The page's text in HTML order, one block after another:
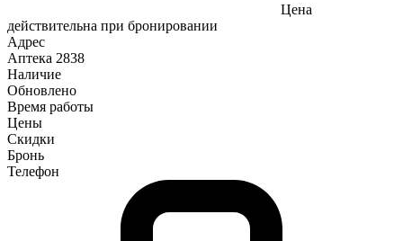
Цена
действительна при бронировании
Адрес
Аптека 2838
Наличие
Обновлено
Время работы
Цены
Скидки
Бронь
Телефон